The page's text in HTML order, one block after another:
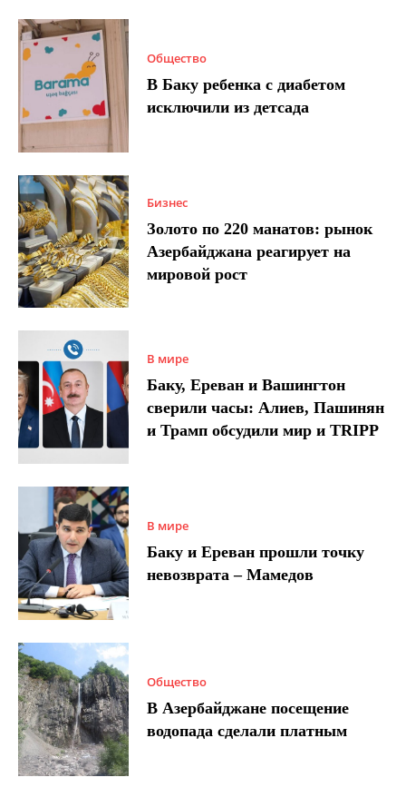
Общество
В Баку ребенка с диабетом
исключили из детсада
Бизнес
Золото по 220 манатов: рынок
Азербайджана реагирует на
мировой рост
В мире
Баку, Ереван и Вашингтон
сверили часы: Алиев, Пашинян
и Трамп обсудили мир и TRIPP
В мире
Баку и Ереван прошли точку
невозврата – Мамедов
Общество
В Азербайджане посещение
водопада сделали платным